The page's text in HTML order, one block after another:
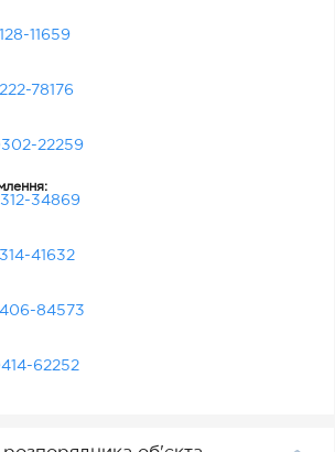
11659
78176
22259
34869
41632
84573
62252